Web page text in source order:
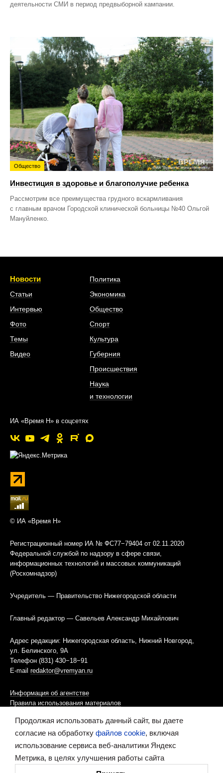
деятельности СМИ в период предвыборной кампании.
Общество
Инвестиция в здоровье и благополучие ребенка
Рассмотрим все преимущества грудного вскармливания
с главным врачом Городской клинической больницы №40 Ольгой
Мануйленко.
Новости
Статьи
Интервью
Фото
Темы
Видео
Политика
Экономика
Общество
Спорт
Культура
Губерния
Происшествия
Наука
и технологии
ИА «Время Н» в соцсетях
© ИА «Время Н»
Регистрационный номер ИА № ФС77−79404 от 02.11.2020
Федеральной службой по надзору в сфере связи,
информационных технологий и массовых коммуникаций
(Роскомнадзор)
Учредитель — Правительство Нижегородской области
Главный редактор — Савельев Александр Михайлович
Адрес редакции: Нижегородская область, Нижний Новгород,
ул. Белинского, 9А
Телефон (831) 430−18−91
E-mail redaktor@vremyan.ru
Информация об агентстве
Правила использования материалов
Информационная политика использования «cookies»-файлов
Ресурс содержит материалы 16+
Продолжая использовать данный сайт, вы даете
согласие на обработку файлов cookie, включая
использование сервиса веб-аналитики Яндекс
Метрика, в целях улучшения работы сайта